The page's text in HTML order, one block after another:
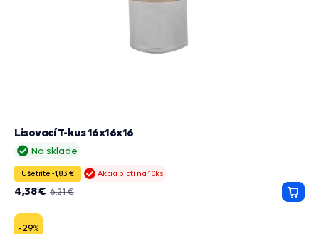
Na sklade
Lisovací T-kus 16x16x16
Ušetríte -1,83 € Akcia platí na 10ks
6,21 €
4,38 €
do
-29%